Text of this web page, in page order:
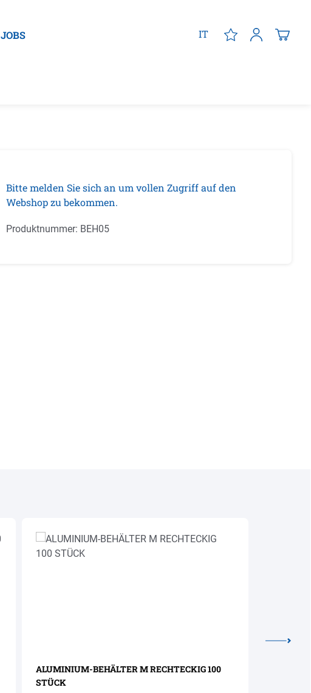
JOBS IT
Bitte melden Sie sich an um vollen Zugriff auf den
Webshop zu bekommen.
Produktnummer: BEH05
ALUMINIUM-BEHÄLTER M RECHTECKIG 100
STÜCK